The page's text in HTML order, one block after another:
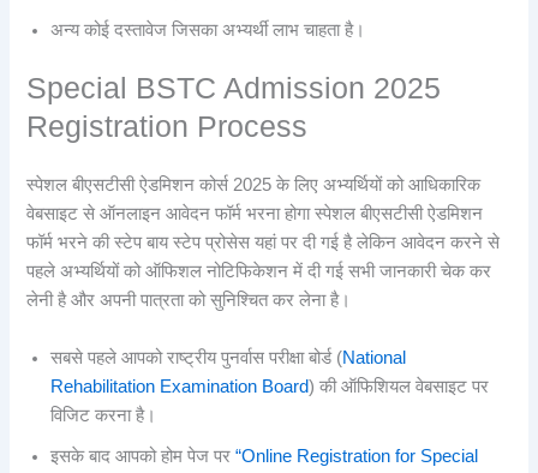
अन्य कोई दस्तावेज जिसका अभ्यर्थी लाभ चाहता है।
Special BSTC Admission 2025
Registration Process
स्पेशल बीएसटीसी ऐडमिशन कोर्स 2025 के लिए अभ्यर्थियों को आधिकारिक
वेबसाइट से ऑनलाइन आवेदन फॉर्म भरना होगा स्पेशल बीएसटीसी ऐडमिशन
फॉर्म भरने की स्टेप बाय स्टेप प्रोसेस यहां पर दी गई है लेकिन आवेदन करने से
पहले अभ्यर्थियों को ऑफिशल नोटिफिकेशन में दी गई सभी जानकारी चेक कर
लेनी है और अपनी पात्रता को सुनिश्चित कर लेना है।
सबसे पहले आपको राष्ट्रीय पुनर्वास परीक्षा बोर्ड (National
Rehabilitation Examination Board) की ऑफिशियल वेबसाइट पर
विजिट करना है।
इसके बाद आपको होम पेज पर“Online Registration for Special